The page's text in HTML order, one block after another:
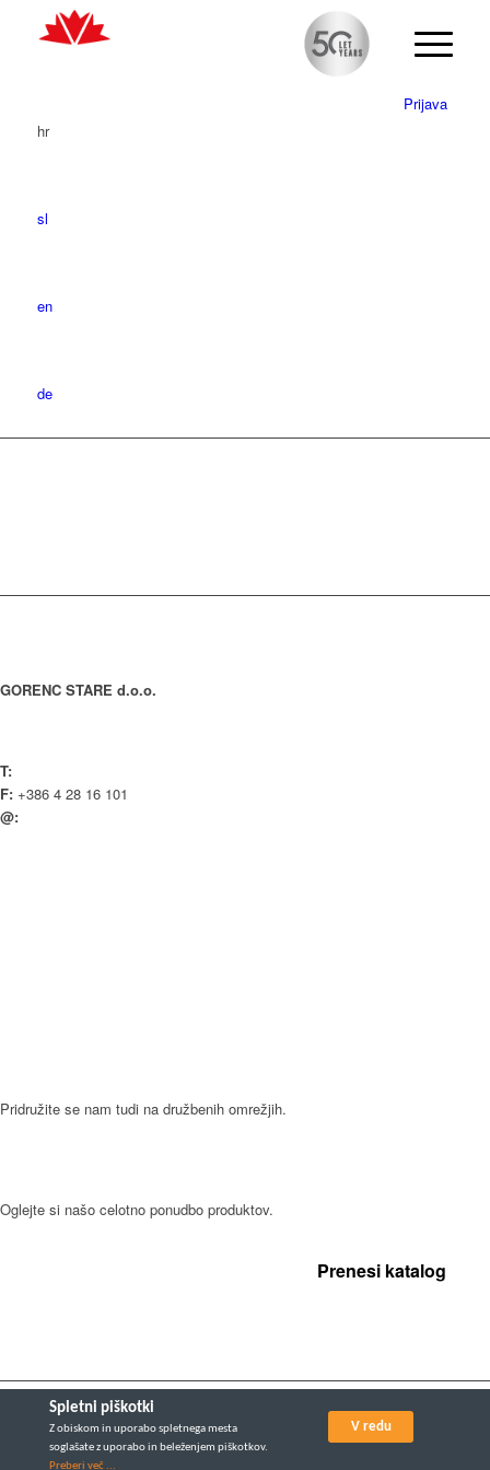
Prijava
hr
sl
en
de
GORENC STARE d.o.o.
T:
F: +386 4 28 16 101
@:
Pridružite se nam tudi na družbenih omrežjih.
Oglejte si našo celotno ponudbo produktov.
Prenesi katalog
All rights reserved Gorenc © 2016. Design and development:
Spletni piškotki
Z obiskom in uporabo spletnega mesta
soglašate z uporabo in beleženjem piškotkov.
Preberi več ...
V redu